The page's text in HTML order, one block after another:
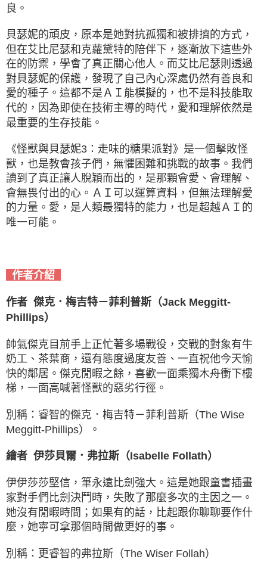
良。
貝瑟妮的頑皮，原本是她對抗孤獨和被排擠的方式，
但在艾比尼瑟和克蘿黛特的陪伴下，逐漸放下這些外
在的防禦，學會了真正關心他人。而艾比尼瑟則透過
對貝瑟妮的保護，發現了自己內心深處仍然有善良和
愛的種子。這都不是ＡＩ能模擬的，也不是科技能取
代的，因為即使在技術主導的時代，愛和理解依然是
最重要的生存技能。
《怪獸與貝瑟妮3：走味的糖果派對》是一個擊敗怪
獸，也是教會孩子們，無懼困難和挑戰的故事。我們
讀到了真正讓人脫穎而出的，是那顆會愛、會理解、
會無畏付出的心。ＡＩ可以運算資料，但無法理解愛
的力量。愛，是人類最獨特的能力，也是超越ＡＩ的
唯一可能。
作者介紹
作者 傑克．梅吉特－菲利普斯（Jack Meggitt-
Phillips）
帥氣傑克目前手上正忙著多場戰役，交戰的對象有牛
奶工、茶葉商，還有態度過度友善、一直祝他今天愉
快的鄰居。傑克閒暇之餘，喜歡一面乘獨木舟衝下樓
梯，一面高喊著怪獸的惡劣行徑。
別稱：睿智的傑克．梅吉特－菲利普斯（The Wise
Meggitt-Phillips）。
繪者 伊莎貝爾．弗拉斯（Isabelle Follath）
伊伊莎莎堅信，筆永遠比劍強大。這是她跟童書插畫
家對手們比劍決鬥時，失敗了那麼多次的主因之一。
她沒有閒暇時間；如果有的話，比起跟你聊聊要作什
麼，她寧可拿那個時間做更好的事。
別稱：更睿智的弗拉斯（The Wiser Follah）